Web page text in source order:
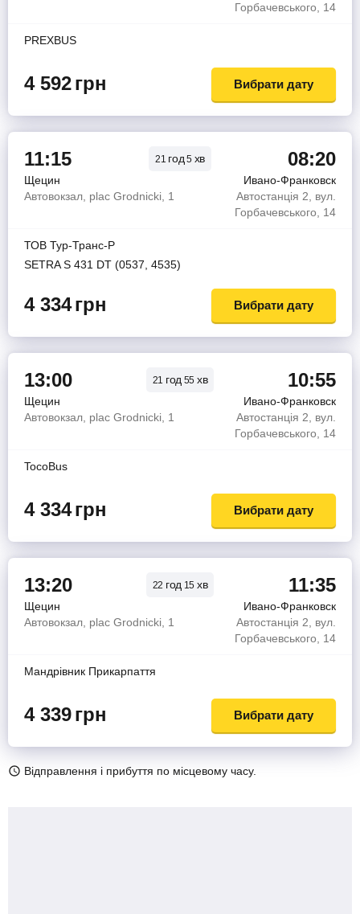
Горбачевського, 14
PREXBUS
4 592грн Вибрати дату
11:15 21 год5 хв 08:20
Щецин
Ивано-Франковск
Автовокзал, plac Grodnicki, 1
Автостанція 2, вул.
Горбачевського, 14
ТОВ Тур-Транс-Р
SETRA S 431 DT (0537, 4535)
4 334грн Вибрати дату
13:00 21 год 55 хв 10:55
Щецин
Ивано-Франковск
Автовокзал, plac Grodnicki, 1
Автостанція 2, вул.
Горбачевського, 14
TocoBus
4 334грн Вибрати дату
13:20 22 год 15 хв 11:35
Щецин
Ивано-Франковск
Автовокзал, plac Grodnicki, 1
Автостанція 2, вул.
Горбачевського, 14
Мандрiвник Прикарпаття
4 339грн Вибрати дату
Відправлення і прибуття по місцевому часу.